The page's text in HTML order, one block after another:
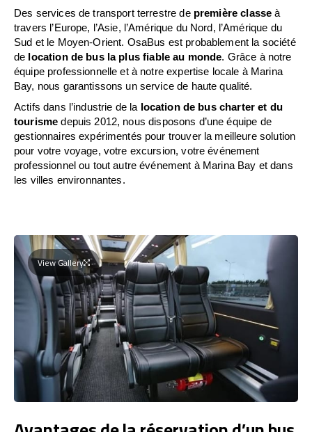
Des services de transport terrestre de première classe à
travers l’Europe, l’Asie, l’Amérique du Nord, l’Amérique du
Sud et le Moyen-Orient. OsaBus est probablement la société
de location de bus la plus fiable au monde. Grâce à notre
équipe professionnelle et à notre expertise locale à Marina
Bay, nous garantissons un service de haute qualité.
Actifs dans l’industrie de la location de bus charter et du
tourisme depuis 2012, nous disposons d’une équipe de
gestionnaires expérimentés pour trouver la meilleure solution
pour votre voyage, votre excursion, votre événement
professionnel ou tout autre événement à Marina Bay et dans
les villes environnantes.
View Gallery